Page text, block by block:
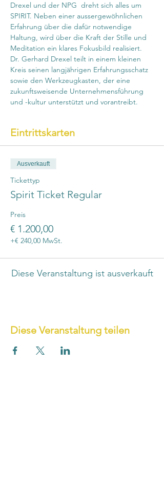
Drexel und der NPG  dreht sich alles um
SPIRIT. Neben einer aussergewöhnlichen
Erfahrung über die dafür notwendige
Haltung, wird über die Kraft der Stille und
Meditation ein klares Fokusbild realisiert.
Dr. Gerhard Drexel teilt in einem kleinen
Kreis seinen langjährigen Erfahrungsschatz
sowie den Werkzeugkasten, der eine
zukunftsweisende Unternehmensführung
und -kultur unterstützt und vorantreibt.
Eintrittskarten
Ausverkauft
Tickettyp
Spirit Ticket Regular
Preis
€ 1.200,00
+€ 240,00 MwSt.
Diese Veranstaltung ist ausverkauft
Diese Veranstaltung teilen